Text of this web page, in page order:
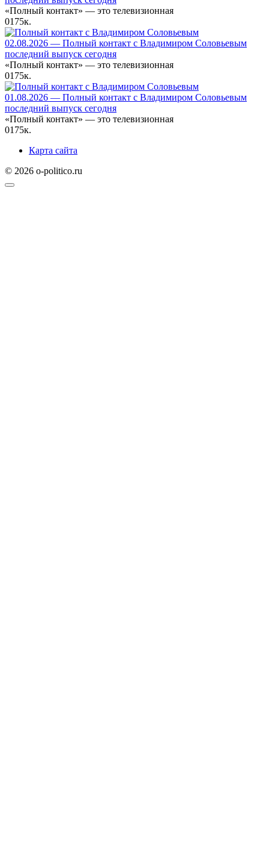
«Полный контакт» — это телевизионная
0175к.
02.08.2026 — Полный контакт с Владимиром Соловьевым
последний выпуск сегодня
«Полный контакт» — это телевизионная
0175к.
01.08.2026 — Полный контакт с Владимиром Соловьевым
последний выпуск сегодня
«Полный контакт» — это телевизионная
0175к.
Карта сайта
© 2026 o-politico.ru